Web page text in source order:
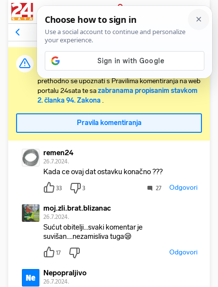
PRIJAVA
Komentari75 Relevantni
Važna obavijest:
Svaki korisnik koji želi komentirati članke obvezan je
prethodno se upoznati s Pravilima komentiranja na web
portalu 24sata te sazabranama propisanim stavkom
2. članka 94. Zakona .
Pravila komentiranja
remen24
26.7.2024.
Kada ce ovaj dat ostavku konačno ???
33 3 27 Odgovori
moj.zli.brat.blizanac
26.7.2024.
Sućut obitelji...svaki komentar je
suvišan....nezamisliva tuga😪
17 Odgovori
Ne Nepopraljivo
26.7.2024.